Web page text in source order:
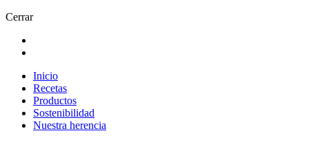
Cerrar
Inicio
Recetas
Productos
Sostenibilidad
Nuestra herencia